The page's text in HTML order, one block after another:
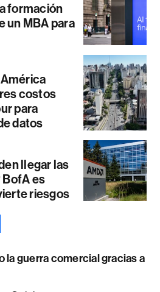
formación
un MBA para
costos
para
datos
llegar las
BofA es
riesgos
la guerra comercial gracias a